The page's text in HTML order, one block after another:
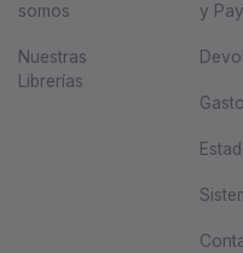
somos
Nuestras
Librerías
y